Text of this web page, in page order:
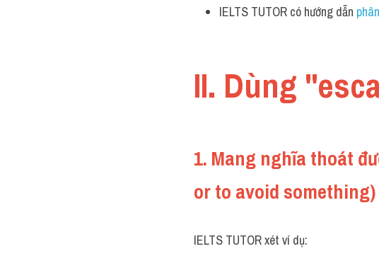
IELTS TUTOR có hướng dẫn
II. Dùng
1. Mang nghĩa thoát
or to avoid something)
IELTS TUTOR xét ví dụ: